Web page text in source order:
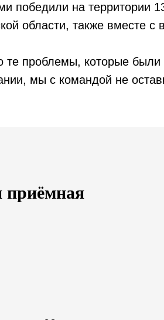
победили на территории
области, также вместе с
те проблемы, которые
мы с командой не
приёмная